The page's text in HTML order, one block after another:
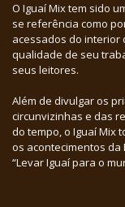
O Iguaí Mix tem sido
se referência como
acessados do interior
qualidade de seu
seus leitores.
Além de divulgar os
circunvizinhas e das
do tempo, o Iguaí Mix
os acontecimentos da
“Levar Iguaí para o